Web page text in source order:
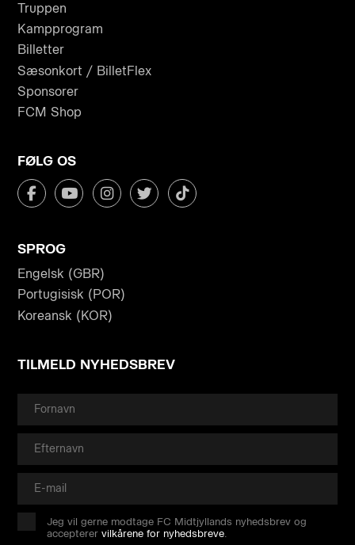
Truppen
Kampprogram
Billetter
Sæsonkort / BilletFlex
Sponsorer
FCM Shop
FØLG OS
SPROG
Engelsk (GBR)
Portugisisk (POR)
Koreansk (KOR)
TILMELD NYHEDSBREV
Jeg vil gerne modtage FC Midtjyllands nyhedsbrev og
accepterervilkårene for nyhedsbreve